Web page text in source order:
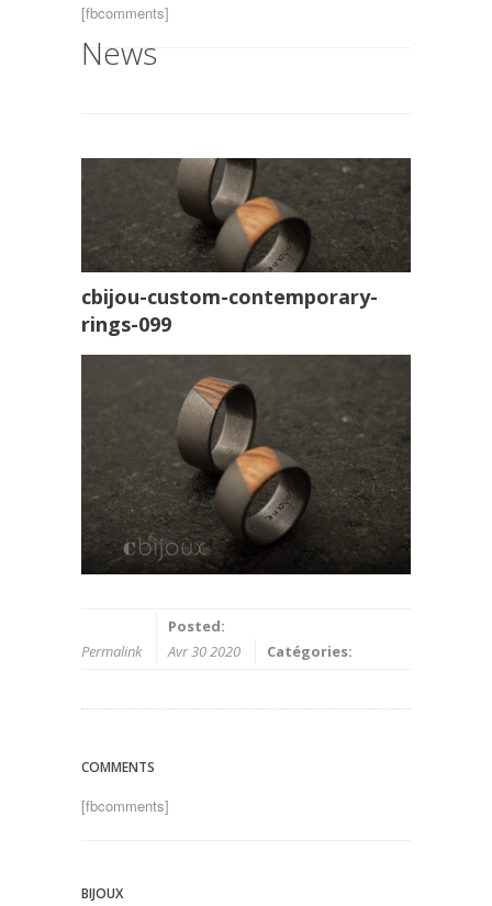
[fbcomments]
News
cbijou-custom-contemporary-
rings-099
Permalink
Posted:
Avr 30 2020
Catégories:
COMMENTS
[fbcomments]
BIJOUX